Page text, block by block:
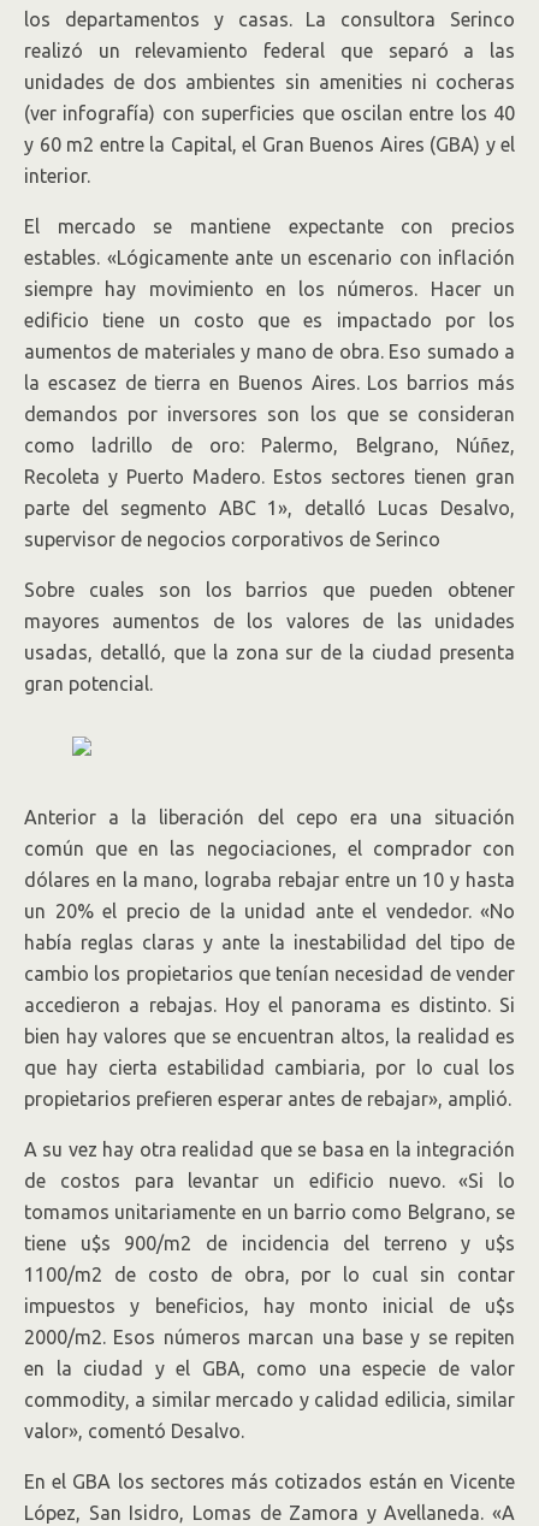
los departamentos y casas. La consultora Serinco
realizó un relevamiento federal que separó a las
unidades de dos ambientes sin amenities ni cocheras
(ver infografía) con superficies que oscilan entre los 40
y 60 m2 entre la Capital, el Gran Buenos Aires (GBA) y el
interior.
El mercado se mantiene expectante con precios
estables. «Lógicamente ante un escenario con inflación
siempre hay movimiento en los números. Hacer un
edificio tiene un costo que es impactado por los
aumentos de materiales y mano de obra. Eso sumado a
la escasez de tierra en Buenos Aires. Los barrios más
demandos por inversores son los que se consideran
como ladrillo de oro: Palermo, Belgrano, Núñez,
Recoleta y Puerto Madero. Estos sectores tienen gran
parte del segmento ABC 1», detalló Lucas Desalvo,
supervisor de negocios corporativos de Serinco
Sobre cuales son los barrios que pueden obtener
mayores aumentos de los valores de las unidades
usadas, detalló, que la zona sur de la ciudad presenta
gran potencial.
Anterior a la liberación del cepo era una situación
común que en las negociaciones, el comprador con
dólares en la mano, lograba rebajar entre un 10 y hasta
un 20% el precio de la unidad ante el vendedor. «No
había reglas claras y ante la inestabilidad del tipo de
cambio los propietarios que tenían necesidad de vender
accedieron a rebajas. Hoy el panorama es distinto. Si
bien hay valores que se encuentran altos, la realidad es
que hay cierta estabilidad cambiaria, por lo cual los
propietarios prefieren esperar antes de rebajar», amplió.
A su vez hay otra realidad que se basa en la integración
de costos para levantar un edificio nuevo. «Si lo
tomamos unitariamente en un barrio como Belgrano, se
tiene u$s 900/m2 de incidencia del terreno y u$s
1100/m2 de costo de obra, por lo cual sin contar
impuestos y beneficios, hay monto inicial de u$s
2000/m2. Esos números marcan una base y se repiten
en la ciudad y el GBA, como una especie de valor
commodity, a similar mercado y calidad edilicia, similar
valor», comentó Desalvo.
En el GBA los sectores más cotizados están en Vicente
López, San Isidro, Lomas de Zamora y Avellaneda. «A